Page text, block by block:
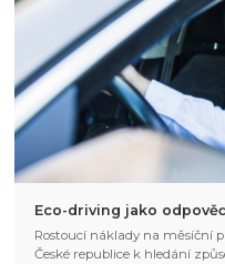
Eco-driving jako
Rostoucí náklady na měsíční
České republice k hledání